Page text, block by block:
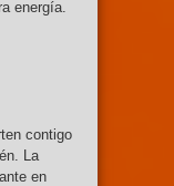
energía.
contigo
La
en